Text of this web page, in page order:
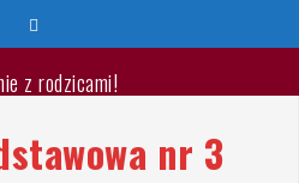
z rodzicami!
2026/2027nr 3